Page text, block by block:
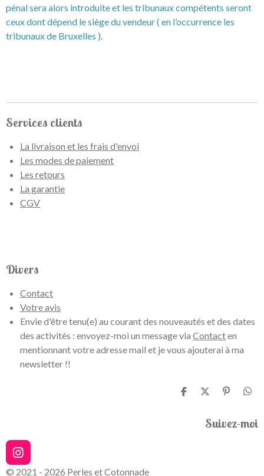
pénal sera alors introduite et les tribunaux compétents seront
ceux dont dépend le siège du vendeur ( en l’occurrence les
tribunaux de Bruxelles ).
Services clients
La livraison et les frais d'envoi
Les modes de paiement
Les retours
La garantie
CGV
Divers
Contact
Votre avis
Envie d'être tenu(e) au courant des nouveautés et des dates
des activités : envoyez-moi un message via Contacten
mentionnant votre adresse mail et je vous ajouterai à ma
newsletter !!
P
P
t
É
n
P
t
Suivez-moi
I
n
© 2021 - 2026 Perles et Cotonnade